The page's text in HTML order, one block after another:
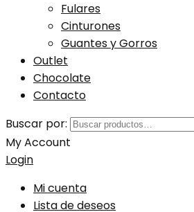
Fulares
Cinturones
Guantes y Gorros
Outlet
Chocolate
Contacto
Buscar por:
My Account
Login
Mi cuenta
Lista de deseos